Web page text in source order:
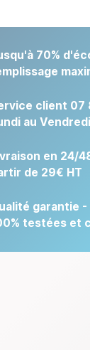
70%
client 07
au
en 24/
de 29€ HT
garantie
testées et